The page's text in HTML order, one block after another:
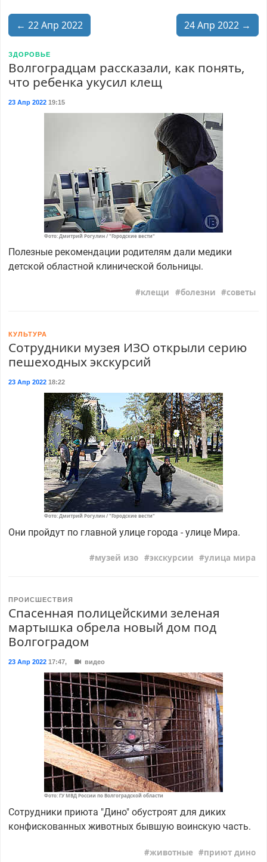
← 22 Апр 2022 24 Апр 2022 →
ЗДОРОВЬЕ
Волгоградцам рассказали, как понять,
что ребенка укусил клещ
23 Апр 202219:15
Фото: Дмитрий Рогулин / "Городские вести"
Полезные рекомендации родителям дали медики
детской областной клинической больницы.
клещи болезни советы
КУЛЬТУРА
Сотрудники музея ИЗО открыли серию
пешеходных экскурсий
23 Апр 202218:22
Фото: Дмитрий Рогулин / "Городские вести"
Они пройдут по главной улице города - улице Мира.
музей изо экскурсии улица мира
ПРОИСШЕСТВИЯ
Спасенная полицейскими зеленая
мартышка обрела новый дом под
Волгоградом
23 Апр 202217:47, видео
Фото: ГУ МВД России по Волгоградской области
Сотрудники приюта "Дино" обустроят для диких
конфискованных животных бывшую воинскую часть.
животные приют дино